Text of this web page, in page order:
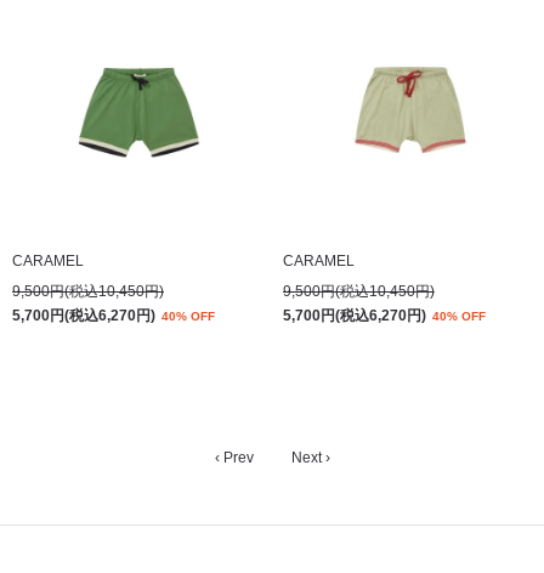
CARAMEL
9,500円(税込10,450円)
5,700円(税込6,270円) 40% OFF
CARAMEL
9,500円(税込10,450円)
5,700円(税込6,270円) 40% OFF
‹ Prev Next ›